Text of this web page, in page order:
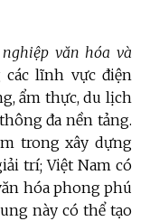
văn hóa và
lĩnh vực điện
ẩm thực, du lịch
đa nền tảng.
trong xây dựng
trí; Việt Nam có
hóa phong phú
này có thể tạo